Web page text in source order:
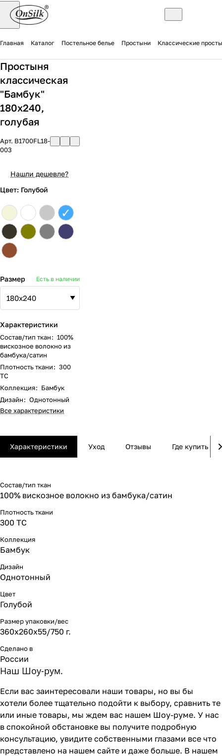
Главная Каталог Постельное белье Простыни Классические
Простыня
классическая
"Бамбук"
180х240,
голубая
Арт. B1700FL18-
003
Нашли дешевле?
Цвет: Голубой
✓
Размер Есть в наличии
Характеристики
Состав/тип ткан: 100%
вискозное волокно из
бамбука/сатин
Плотность ткани: 300
ТС
Коллекция: Бамбук
Дизайн: Однотонный
Все характеристики
Характеристики Уход Отзывы Где купить
Состав/тип ткан
100% вискозное волокно из бамбука/сатин
Плотность ткани
300 ТС
Коллекция
Бамбук
Дизайн
Однотонный
Цвет
Голубой
Размер упаковки/вес
360х260х55/750 г.
Сделано в
России
Наш Шоу-рум.
Если вас заинтересовали наши товары, но вы бы
хотели более тщательно подойти к выбору, сравнить те
или иные товары, мы ждем вас нашем Шоу-руме. У нас
в спокойной обстановке вы получите подробную
консультацию, увидите собственными глазами все что
представлено на нашем сайте и даже больше. В нашем